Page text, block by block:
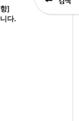
]
다.